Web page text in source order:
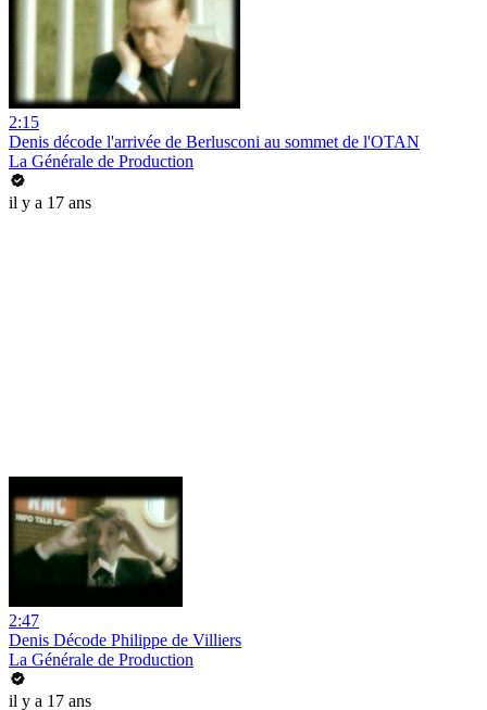
2:15
Denis décode l'arrivée de Berlusconi au sommet de l'OTAN
La Générale de Production
il y a 17 ans
2:47
Denis Décode Philippe de Villiers
La Générale de Production
il y a 17 ans